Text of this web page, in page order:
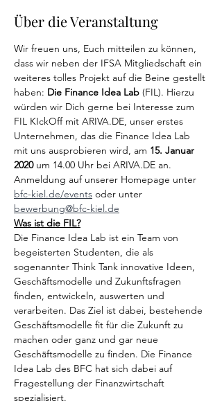
Über die Veranstaltung
Wir freuen uns, Euch mitteilen zu können,
dass wir neben der IFSA Mitgliedschaft ein
weiteres tolles Projekt auf die Beine gestellt
haben: Die Finance Idea Lab (FIL). Hierzu
würden wir Dich gerne bei Interesse zum
FIL KIckOff mit ARIVA.DE, unser erstes
Unternehmen, das die Finance Idea Lab
mit uns ausprobieren wird, am 15. Januar
2020 um 14.00 Uhr bei ARIVA.DE an.
Anmeldung auf unserer Homepage unter
bfc-kiel.de/events oder unter
bewerbung@bfc-kiel.de
Was ist die FIL?
Die Finance Idea Lab ist ein Team von
begeisterten Studenten, die als
sogenannter Think Tank innovative Ideen,
Geschäftsmodelle und Zukunftsfragen
finden, entwickeln, auswerten und
verarbeiten. Das Ziel ist dabei, bestehende
Geschäftsmodelle fit für die Zukunft zu
machen oder ganz und gar neue
Geschäftsmodelle zu finden. Die Finance
Idea Lab des BFC hat sich dabei auf
Fragestellung der Finanzwirtschaft